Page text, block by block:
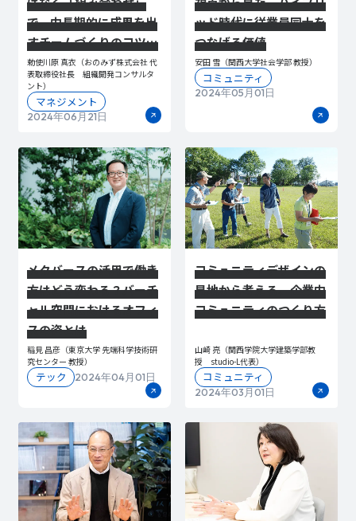
で。中長期的に成果を出
すチームづくりのコツと
心構え
勅使川原 真衣（おのみず株式会社 代
表取締役社長 組織開発コンサルタ
ント）
2024年06月21日
マネジメント
ッド時代に従業員同士を
つなげる価値
安田 雪（関西大学社会学部 教授）
2024年05月01日
コミュニティ
メタバースの活用で働き
方はどう変わる？バーチ
ャル空間におけるオフィ
スの姿とは
稲見 昌彦（東京大学 先端科学技術研
究センター 教授）
2024年04月01日
テック
コミュニティデザインの
見地から考える、企業内
コミュニティのつくり方
山崎 亮（関西学院大学建築学部教
授 studio-L代表）
2024年03月01日
コミュニティ